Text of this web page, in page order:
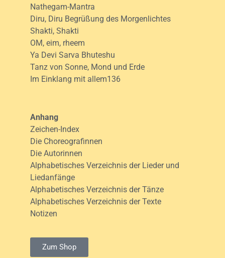
Nathegam-Mantra
Diru, Diru Begrüßung des Morgenlichtes
Shakti, Shakti
OM, eim, rheem
Ya Devi Sarva Bhuteshu
Tanz von Sonne, Mond und Erde
Im Einklang mit allem136
Anhang
Zeichen-Index
Die Choreografinnen
Die Autorinnen
Alphabetisches Verzeichnis der Lieder und
Liedanfänge
Alphabetisches Verzeichnis der Tänze
Alphabetisches Verzeichnis der Texte
Notizen
Zum Shop